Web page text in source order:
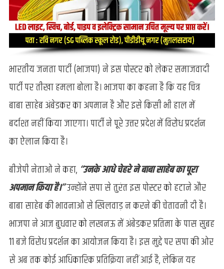
भारतीय जनता पार्टी (भाजपा) ने इस पोस्टर को लेकर समाजवादी
पार्टी पर तीखा हमला बोला है। भाजपा का कहना है कि यह चित्र
बाबा साहेब अंबेडकर का अपमान है और इसे किसी भी हाल में
बर्दाश्त नहीं किया जाएगा। पार्टी ने पूरे उत्तर प्रदेश में विरोध प्रदर्शन
का ऐलान किया है।
बीजेपी नेताओं ने कहा, “उनके आधे चेहरे ने बाबा साहेब का पूरा
अपमान किया है।”उन्होंने सपा से तुरंत इस पोस्टर को हटाने और
बाबा साहेब की भावनाओं से खिलवाड़ न करने की चेतावनी दी है।
भाजपा ने आज बुधवार को लखनऊ में अंबेडकर प्रतिमा के पास सुबह
11 बजे विरोध प्रदर्शन का आयोजन किया है। इस मुद्दे पर सपा की ओर
से अब तक कोई आधिकारिक प्रतिक्रिया नहीं आई है, लेकिन यह